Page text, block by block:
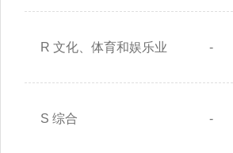
R 文化、体育和娱乐业 -
S 综合 -